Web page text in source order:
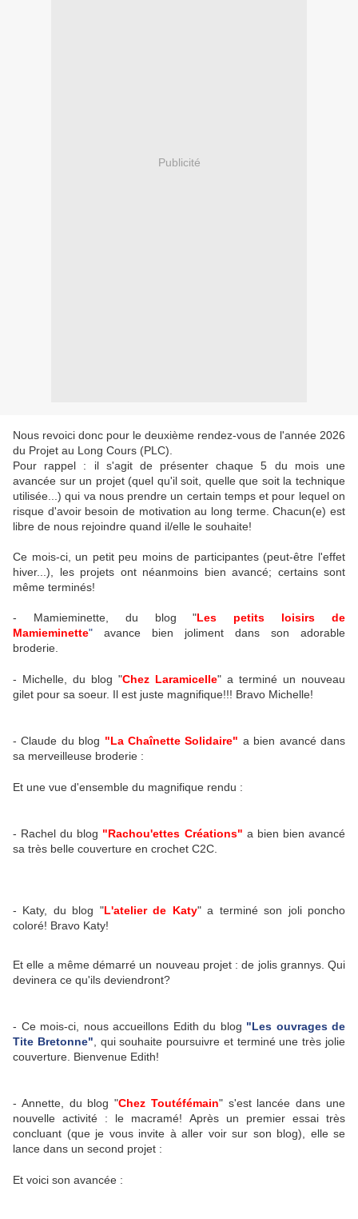
Publicité
Nous revoici donc pour le deuxième rendez-vous de l'année 2026
du Projet au Long Cours (PLC).
Pour rappel : il s'agit de présenter chaque 5 du mois une
avancée sur un projet (quel qu'il soit, quelle que soit la technique
utilisée...) qui va nous prendre un certain temps et pour lequel on
risque d'avoir besoin de motivation au long terme. Chacun(e) est
libre de nous rejoindre quand il/elle le souhaite!
Ce mois-ci, un petit peu moins de participantes (peut-être l'effet
hiver...), les projets ont néanmoins bien avancé; certains sont
même terminés!
- Mamieminette, du blog "Les petits loisirs de
Mamieminette" avance bien joliment dans son adorable
broderie.
- Michelle, du blog "Chez Laramicelle" a terminé un nouveau
gilet pour sa soeur. Il est juste magnifique!!! Bravo Michelle!
- Claude du blog "La Chaînette Solidaire" a bien avancé dans
sa merveilleuse broderie :
Et une vue d'ensemble du magnifique rendu :
- Rachel du blog "Rachou'ettes Créations" a bien bien avancé
sa très belle couverture en crochet C2C.
- Katy, du blog "L'atelier de Katy" a terminé son joli poncho
coloré! Bravo Katy!
Et elle a même démarré un nouveau projet : de jolis grannys. Qui
devinera ce qu'ils deviendront?
- Ce mois-ci, nous accueillons Edith du blog "Les ouvrages de
Tite Bretonne" , qui souhaite poursuivre et terminé une très jolie
couverture. Bienvenue Edith!
- Annette, du blog "Chez Toutéfémain" s'est lancée dans une
nouvelle activité : le macramé! Après un premier essai très
concluant (que je vous invite à aller voir sur son blog), elle se
lance dans un second projet :
Et voici son avancée :